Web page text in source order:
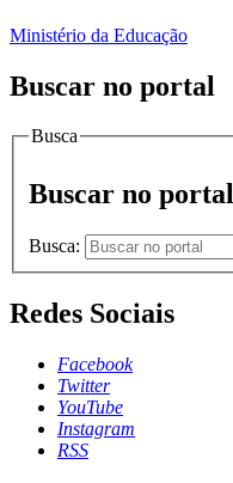
Ministério da Educação
Buscar no portal
Busca
Buscar no portal
Busca:
Redes Sociais
Facebook
Twitter
YouTube
Instagram
RSS